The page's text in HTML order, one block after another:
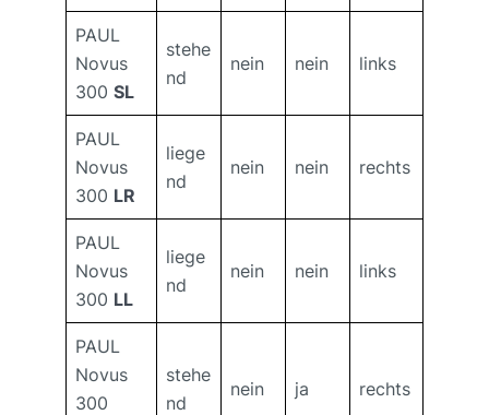
PAUL
Novus
300 SL
stehe
nd
nein nein links
PAUL
Novus
300 LR
liege
nd
nein nein rechts
PAUL
Novus
300 LL
liege
nd
nein nein links
PAUL
Novus
300
stehe
nd
nein ja rechts